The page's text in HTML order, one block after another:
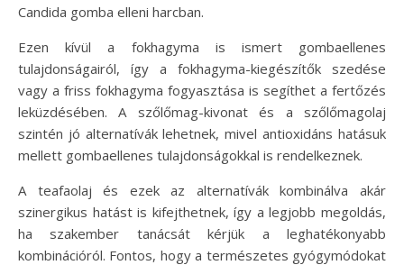
Candida gomba elleni harcban.
Ezen kívül a fokhagyma is ismert gombaellenes
tulajdonságairól, így a fokhagyma-kiegészítők szedése
vagy a friss fokhagyma fogyasztása is segíthet a fertőzés
leküzdésében. A szőlőmag-kivonat és a szőlőmagolaj
szintén jó alternatívák lehetnek, mivel antioxidáns hatásuk
mellett gombaellenes tulajdonságokkal is rendelkeznek.
A teafaolaj és ezek az alternatívák kombinálva akár
szinergikus hatást is kifejthetnek, így a legjobb megoldás,
ha szakember tanácsát kérjük a leghatékonyabb
kombinációról. Fontos, hogy a természetes gyógymódokat